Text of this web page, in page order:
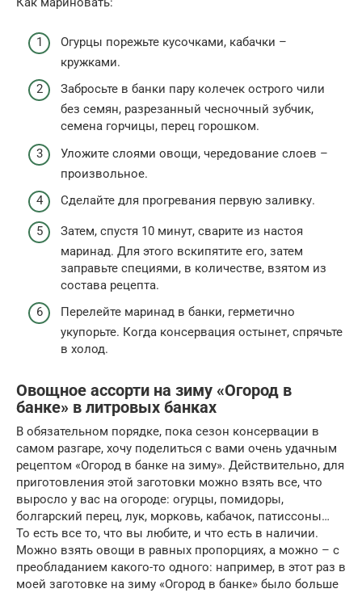
Огурцы порежьте кусочками, кабачки –
кружками.
Забросьте в банки пару колечек острого чили
без семян, разрезанный чесночный зубчик,
семена горчицы, перец горошком.
Уложите слоями овощи, чередование слоев –
произвольное.
Сделайте для прогревания первую заливку.
Затем, спустя 10 минут, сварите из настоя
маринад. Для этого вскипятите его, затем
заправьте специями, в количестве, взятом из
состава рецепта.
Перелейте маринад в банки, герметично
укупорьте. Когда консервация остынет, спрячьте
в холод.
Овощное ассорти на зиму «Огород в
банке» в литровых банках
В обязательном порядке, пока сезон консервации в
самом разгаре, хочу поделиться с вами очень удачным
рецептом «Огород в банке на зиму». Действительно, для
приготовления этой заготовки можно взять все, что
выросло у вас на огороде: огурцы, помидоры,
болгарский перец, лук, морковь, кабачок, патиссоны…
То есть все то, что вы любите, и что есть в наличии.
Можно взять овощи в равных пропорциях, а можно – с
преобладанием какого-то одного: например, в этот раз в
моей заготовке на зиму «Огород в банке» было больше